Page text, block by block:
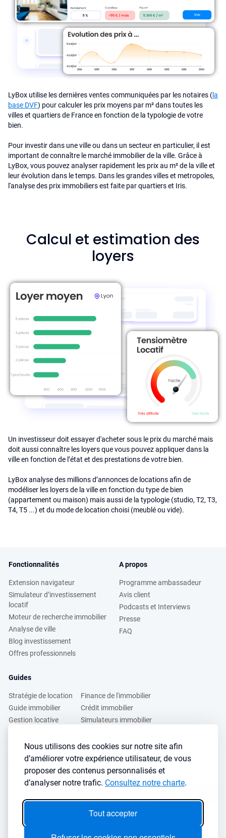
Nous utilisons des cookies sur notre site afin
d’améliorer votre expérience utilisateur, de vous
proposer des contenus personnalisés et
d’analyser notre trafic. Consultez notre charte.
Tout accepter
LyBox utilise les dernières ventes communiquées par les notaires (la
base DVF) pour calculer les prix moyens par m² dans toutes les
villes et quartiers de France en fonction de la typologie de votre
bien.
Pour investir dans une ville ou dans un secteur en particulier, il est
important de connaître le marché immobilier de la ville. Grâce à
LyBox, vous pouvez analyser rapidement les prix au m² de la ville et
leur évolution dans le temps. Dans les grandes villes et metropoles,
l'analyse des prix immobiliers est faite par quartiers et Iris.
Calcul et estimation des
loyers
Un investisseur doit essayer d'acheter sous le prix du marché mais
doit aussi connaître les loyers que vous pouvez appliquer dans la
ville en fonction de l’état et des prestations de votre bien.
LyBox analyse des millions d’annonces de locations afin de
modéliser les loyers de la ville en fonction du type de bien
(appartement ou maison) mais aussi de la typologie (studio, T2, T3,
T4, T5 ...) et du mode de location choisi (meublé ou vide).
Fonctionnalités
Extension navigateur
Simulateur d’investissement
locatif
Moteur de recherche immobilier
Analyse de ville
Blog investissement
Offres professionnels
A propos
Programme ambassadeur
Avis client
Podcasts et Interviews
Presse
FAQ
Guides
Stratégie de location
Guide immobilier
Gestion locative
Finance de l'immobilier
Crédit immobilier
Simulateurs immobilier
Vous voulez apprendre à investir dans l’immobilier ?
Inscrivez vous à notre newsletter gratuite :